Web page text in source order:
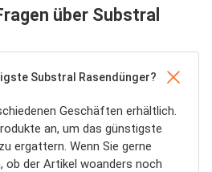
über Substral
Substral Rasendünger?
Geschäften erhältlich.
an, um das günstigste
zu ergattern. Wenn Sie gerne
ob der Artikel woanders noch